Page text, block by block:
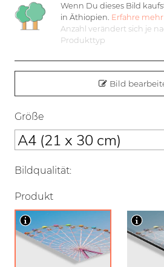
Wenn Du dieses Bild
in Äthiopien. Erfahre mehr
Anzahl verändert sich je
Produkttyp
Bild
Größe
Bildqualität:
Produkt